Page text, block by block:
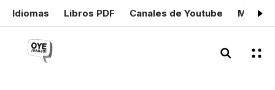
Idiomas Libros PDF Canales de Youtube Mis